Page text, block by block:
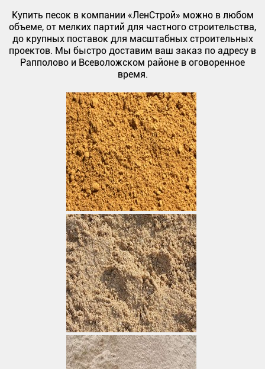
Купить песок в компании «ЛенСтрой» можно в любом
объеме, от мелких партий для частного строительства,
до крупных поставок для масштабных строительных
проектов. Мы быстро доставим ваш заказ по адресу в
Рапполово и Всеволожском районе в оговоренное
время.